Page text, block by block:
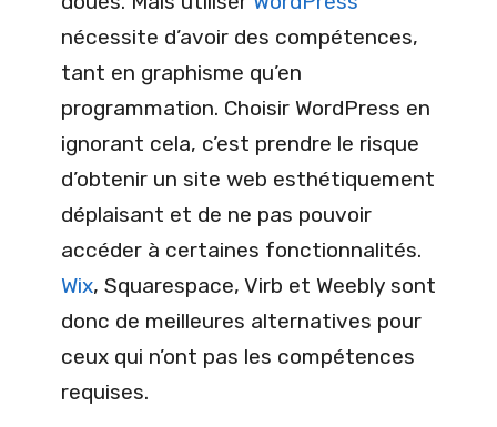
nécessite d’avoir des compétences,
tant en graphisme qu’en
programmation. Choisir WordPress en
ignorant cela, c’est prendre le risque
d’obtenir un site web esthétiquement
déplaisant et de ne pas pouvoir
accéder à certaines fonctionnalités.
Wix, Squarespace, Virb et Weebly sont
donc de meilleures alternatives pour
ceux qui n’ont pas les compétences
requises.